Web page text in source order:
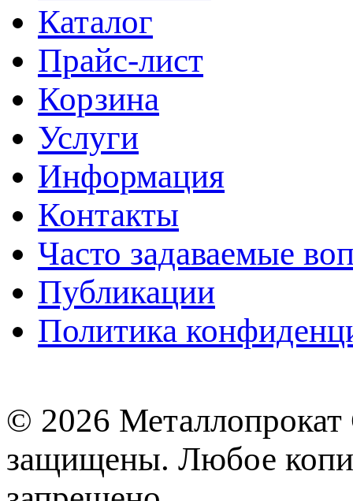
Каталог
Прайс-лист
Корзина
Услуги
Информация
Контакты
Часто задаваемые
Публикации
Политика
© 2026
защищены. Любое